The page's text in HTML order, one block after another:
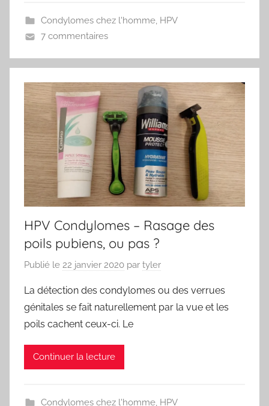
Condylomes chez l'homme, HPV
7 commentaires
HPV Condylomes – Rasage des
poils pubiens, ou pas ?
Publié le 22 janvier 2020 par tyler
La détection des condylomes ou des verrues
génitales se fait naturellement par la vue et les
poils cachent ceux-ci. Le
Continuer la lecture
Condylomes chez l'homme, HPV